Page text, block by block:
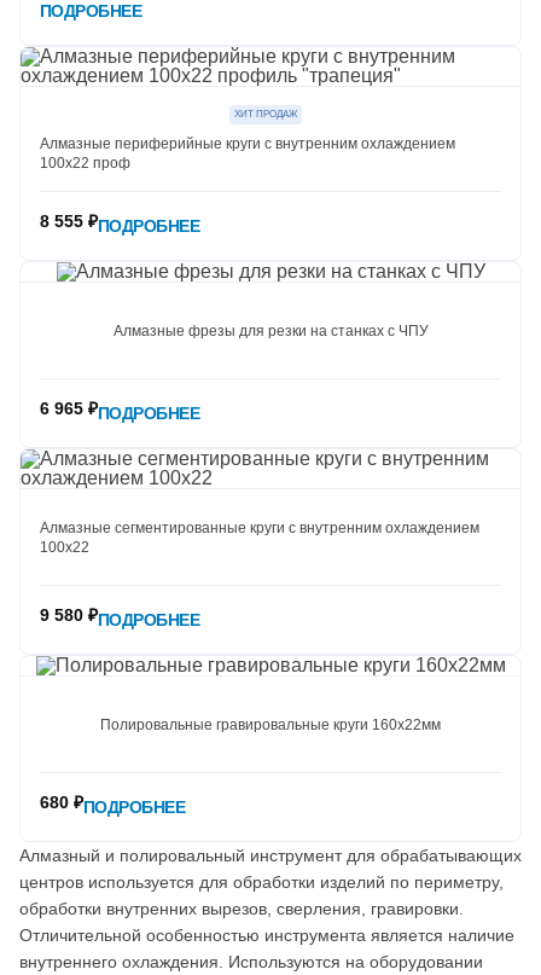
ПОДРОБНЕЕ
Алмазные периферийные круги с внутренним охлаждением
100х22 проф
ХИТ ПРОДАЖ
8 555 ₽ПОДРОБНЕЕ
Алмазные фрезы для резки на станках с ЧПУ
6 965 ₽ПОДРОБНЕЕ
Алмазные сегментированные круги с внутренним охлаждением
100х22
9 580 ₽ПОДРОБНЕЕ
Полировальные гравировальные круги 160х22мм
680 ₽ПОДРОБНЕЕ
Алмазный и полировальный инструмент для обрабатывающих
центров используется для обработки изделий по периметру,
обработки внутренних вырезов, сверления, гравировки.
Отличительной особенностью инструмента является наличие
внутреннего охлаждения. Используются на оборудовании